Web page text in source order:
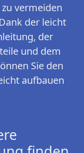
vermeiden
der leicht
der
und dem
Sie den
aufbauen